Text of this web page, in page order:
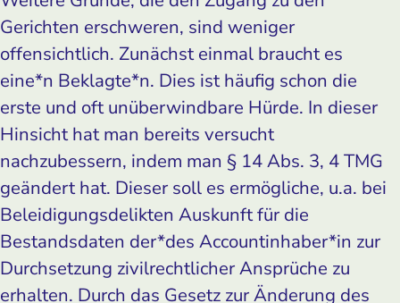
Gerichten erschweren, sind weniger
offensichtlich. Zunächst einmal braucht es
eine*n Beklagte*n. Dies ist häufig schon die
erste und oft unüberwindbare Hürde. In dieser
Hinsicht hat man bereits versucht
nachzubessern, indem man § 14 Abs. 3, 4 TMG
geändert hat. Dieser soll es ermögliche, u.a. bei
Beleidigungsdelikten Auskunft für die
Bestandsdaten der*des ­Accountinhaber*in zur
Durchsetzung zivilrechtlicher Ansprüche zu
erhalten. Durch das Gesetz zur Änderung des